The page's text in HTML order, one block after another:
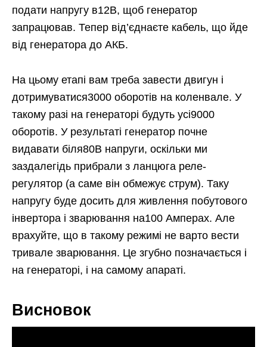
подати напругу в12В, щоб генератор
запрацював. Тепер від’єднаєте кабель, що йде
від генератора до АКБ.
На цьому етапі вам треба завести двигун і
дотримуватися3000 оборотів на коленвале. У
такому разі на генераторі будуть усі9000
оборотів. У результаті генератор почне
видавати біля80В напруги, оскільки ми
заздалегідь прибрали з ланцюга реле-
регулятор (а саме він обмежує струм). Таку
напругу буде досить для живлення побутового
інвертора і зварювання на100 Амперах. Але
врахуйте, що в такому режимі не варто вести
тривале зварювання. Це згубно позначається і
на генераторі, і на самому апараті.
Висновок